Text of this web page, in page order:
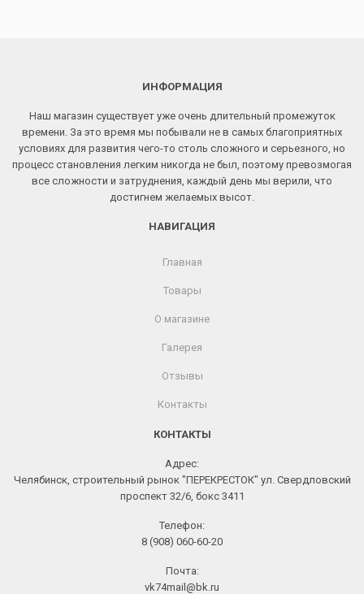
ИНФОРМАЦИЯ
Наш магазин существует уже очень длительный промежуток
времени. За это время мы побывали не в самых благоприятных
условиях для развития чего-то столь сложного и серьезного, но
процесс становления легким никогда не был, поэтому превозмогая
все сложности и затруднения, каждый день мы верили, что
достигнем желаемых высот.
НАВИГАЦИЯ
Главная
Товары
О магазине
Галерея
Отзывы
Контакты
КОНТАКТЫ
Адрес:
Челябинск, строительный рынок "ПЕРЕКРЕСТОК" ул. Свердловский
проспект 32/6, бокс 3411
Телефон:
8 (908) 060-60-20
Почта:
vk74mail@bk.ru